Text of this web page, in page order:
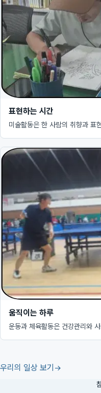
표현하는 시간
미술활동은 한 사람의 취향과 표
움직이는 하루
운동과 체육활동은 건강관리와
우리의 일상 보기